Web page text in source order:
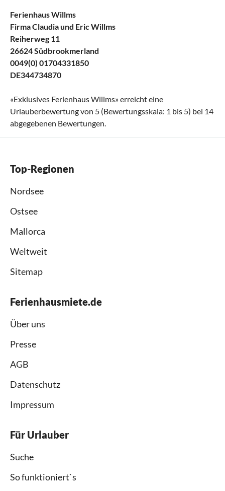
Ferienhaus Willms
Firma Claudia und Eric Willms
Reiherweg 11
26624 Südbrookmerland
0049(0) 01704331850
DE344734870
«Exklusives Ferienhaus Willms» erreicht eine
Urlauberbewertung von 5 (Bewertungsskala: 1 bis 5) bei 14
abgegebenen Bewertungen.
Top-Regionen
Nordsee
Ostsee
Mallorca
Weltweit
Sitemap
Ferienhausmiete.de
Über uns
Presse
AGB
Datenschutz
Impressum
Für Urlauber
Suche
So funktioniert`s